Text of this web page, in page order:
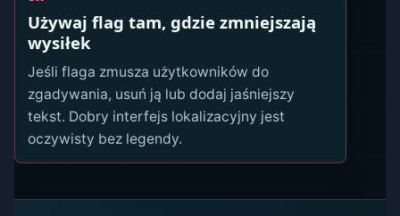
Używaj flag tam, gdzie zmniejszają
wysiłek
Jeśli flaga zmusza użytkowników do
zgadywania, usuń ją lub dodaj jaśniejszy
tekst. Dobry interfejs lokalizacyjny jest
oczywisty bez legendy.